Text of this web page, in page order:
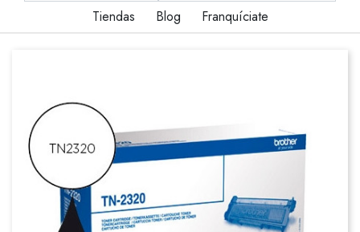
Tiendas Blog Franquíciate